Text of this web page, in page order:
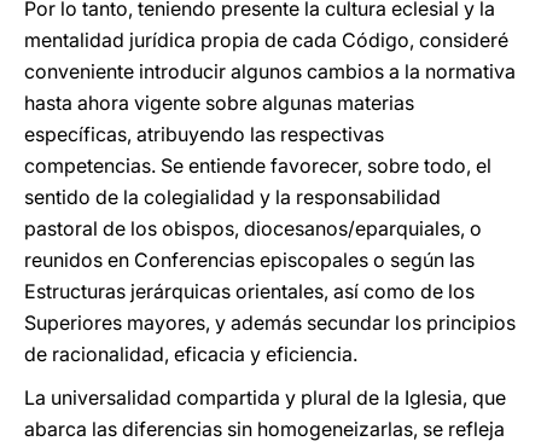
Por lo tanto, teniendo presente la cultura eclesial y la
mentalidad jurídica propia de cada Código, consideré
conveniente introducir algunos cambios a la normativa
hasta ahora vigente sobre algunas materias
específicas, atribuyendo las respectivas
competencias. Se entiende favorecer, sobre todo, el
sentido de la colegialidad y la responsabilidad
pastoral de los obispos, diocesanos/eparquiales, o
reunidos en Conferencias episcopales o según las
Estructuras jerárquicas orientales, así como de los
Superiores mayores, y además secundar los principios
de racionalidad, eficacia y eficiencia.
La universalidad compartida y plural de la Iglesia, que
abarca las diferencias sin homogeneizarlas, se refleja